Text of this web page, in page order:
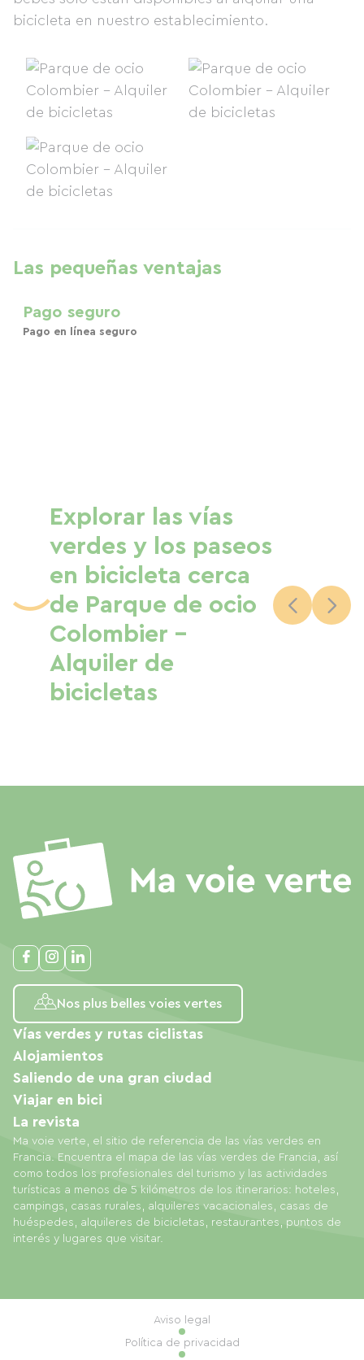
bicicleta en nuestro establecimiento.
Las pequeñas ventajas
Pago seguro
Pago en línea seguro
Explorar las vías
verdes y los paseos
en bicicleta cerca
de Parque de ocio
Colombier -
Alquiler de
bicicletas
Nos plus belles voies vertes
Ma voie verte, el sitio de referencia de las vías verdes en
Francia. Encuentra el mapa de las vías verdes de Francia, así
como todos los profesionales del turismo y las actividades
turísticas a menos de 5 kilómetros de los itinerarios: hoteles,
campings, casas rurales, alquileres vacacionales, casas de
huéspedes, alquileres de bicicletas, restaurantes, puntos de
interés y lugares que visitar.
Vías verdes y rutas ciclistas
Alojamientos
Saliendo de una gran ciudad
Viajar en bici
La revista
Aviso legal
Política de privacidad